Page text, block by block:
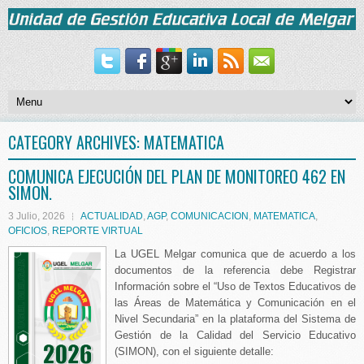
CATEGORY ARCHIVES: MATEMATICA
COMUNICA EJECUCIÓN DEL PLAN DE MONITOREO 462 EN
SIMON.
3 Julio, 2026 ACTUALIDAD,AGP, COMUNICACION , MATEMATICA,
OFICIOS, REPORTE VIRTUAL
La UGEL Melgar comunica que de acuerdo a los
documentos de la referencia debe Registrar
Información sobre el “Uso de Textos Educativos de
las Áreas de Matemática y Comunicación en el
Nivel Secundaria” en la plataforma del Sistema de
Gestión de la Calidad del Servicio Educativo
(SIMON), con el siguiente detalle: